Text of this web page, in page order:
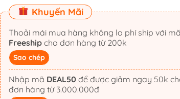
Khuyến Mãi
Thoải mái mua hàng không lo phí ship với mã
Freeship cho đơn hàng từ 200k
Sao chép
Nhập mã DEAL50để được giảm ngay 50k cho
đơn hàng từ 3.000.000đ